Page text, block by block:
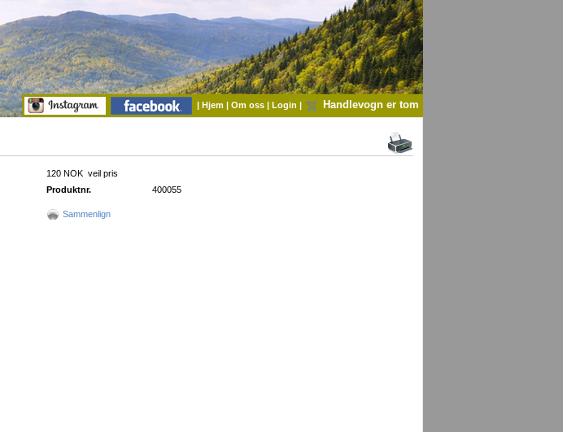
| Hjem | Om oss | Login | Handlevogn er tom
120 NOK veil pris
Produktnr.
400055
Sammenlign